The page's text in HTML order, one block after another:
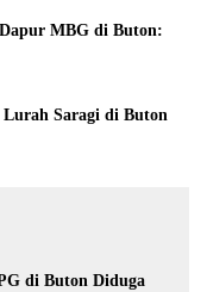
MBG di Buton:
Saragi di Buton
di Buton Diduga